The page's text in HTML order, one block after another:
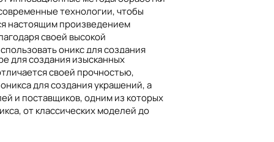
технологии, чтобы
настоящим произведением
своей высокой
оникс для создания
узоры оникса делают любое
и дизайнеров используют
придает помещению особую
произведениями
для создания изысканных
своей прочностью,
для создания украшений, а
и поставщиков, одним из которых
от классических моделей до